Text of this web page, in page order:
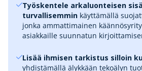
Työskentele arkaluonteisen
turvallisemmin käyttämällä
jonka ammattimainen
asiakkaille suunnatun
Lisää ihmisen tarkistus silloin
yhdistämällä älykkään tekoälyn